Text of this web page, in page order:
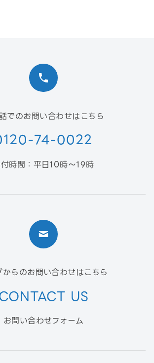
でのお問い合わせはこちら
74-0022
時間：平日10時〜19時
からのお問い合わせはこちら
US
お問い合わせフォーム